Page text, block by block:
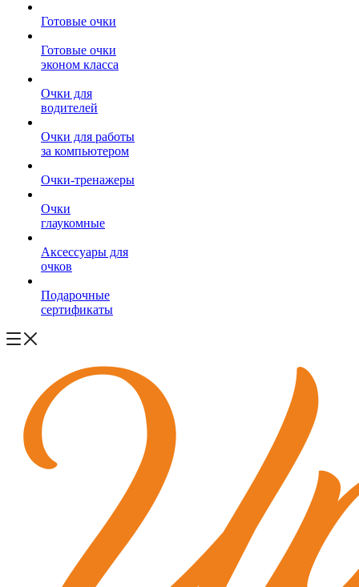
Готовые очки
Готовые очки
эконом класса
Очки для
водителей
Очки для работы
за компьютером
Очки-тренажеры
Очки
глаукомные
Аксессуары для
очков
Подарочные
сертификаты